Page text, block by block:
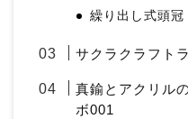
繰り出し式頭冠
サクラクラフト
真鍮とアクリル
ボ001